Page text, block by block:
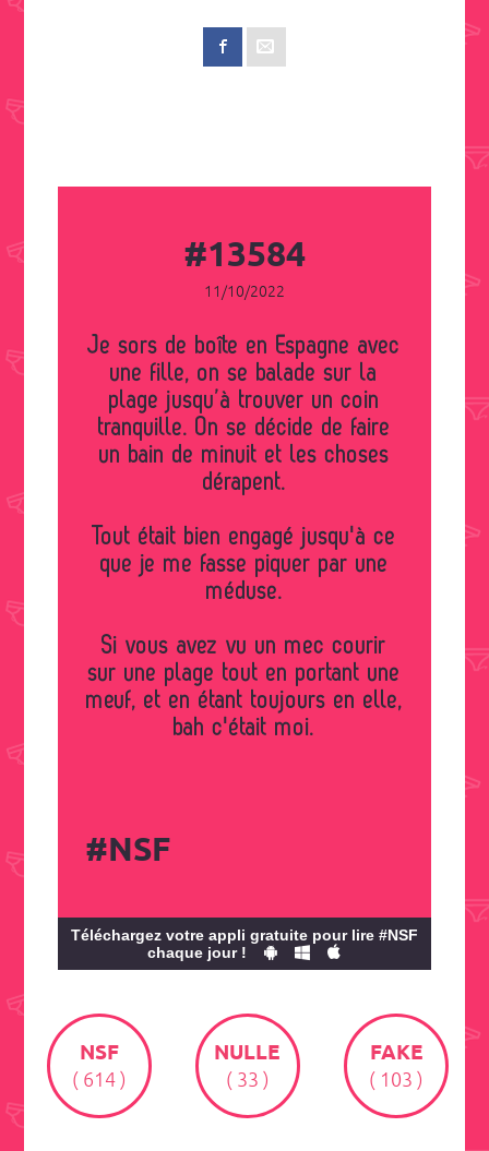
#13584
11/10/2022
Je sors de boîte en Espagne avec
une fille, on se balade sur la
plage jusqu’à trouver un coin
tranquille. On se décide de faire
un bain de minuit et les choses
dérapent.
Tout était bien engagé jusqu'à ce
que je me fasse piquer par une
méduse.
Si vous avez vu un mec courir
sur une plage tout en portant une
meuf, et en étant toujours en elle,
bah c'était moi.
#NSF
Téléchargez votre appli gratuite pour lire #NSF
chaque jour !
NSF
( 614 )
NULLE
( 33 )
FAKE
( 103 )